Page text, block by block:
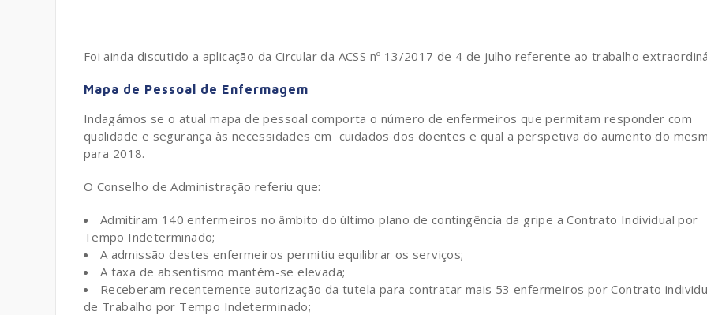
Foi ainda discutido a aplicação da Circular da ACSS nº 13/2017 de 4 de julho referente ao trabalho
Mapa de Pessoal de Enfermagem
Indagámos se o atual mapa de pessoal comporta o número de enfermeiros que permitam responder com
qualidade e segurança às necessidades em cuidados dos doentes e qual a perspetiva do aumento do
para 2018.
O Conselho de Administração referiu que:
Admitiram 140 enfermeiros no âmbito do último plano de contingência da gripe a Contrato Individual por
Tempo Indeterminado;
A admissão destes enfermeiros permitiu equilibrar os serviços;
A taxa de absentismo mantém-se elevada;
Receberam recentemente autorização da tutela para contratar mais 53 enfermeiros por Contrato
de Trabalho por Tempo Indeterminado;